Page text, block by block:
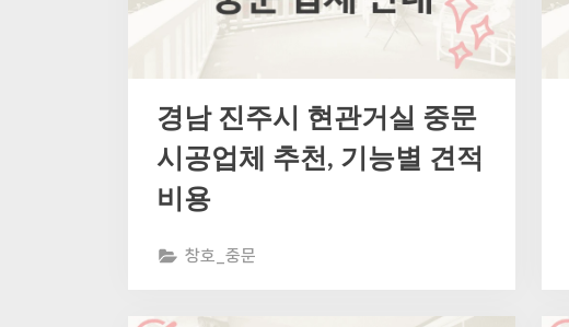
경남 진주시 현관거실 중문
시공업체 추천, 기능별 견적
비용
창호_중문